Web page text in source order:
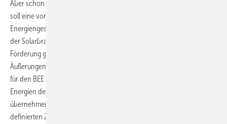
Aber schon vorher, nach der Landtagswahl in Nordrhein-Westfalen,
soll eine vorgezogene Überprüfung des Erneuerbaren
Energiengesetzes (EEG) erfolgen. Bis dahin wird es einen Dialog mit
der Solarbranche über die künftige Ausgestaltung der Photovoltaik-
Förderung geben. Aus dem Koalitionsvertrag sowie aus ersten
Äußerungen des neuen Bundesumweltministers Norbert Röttgen ist
für den BEE aber auch positiv ableitbar, dass die erneuerbaren
Energien den Hautpanteil der Stromgestehung in der Zukunft
übernehmen sollen. Dennoch sind für Klusmann die konkret
definierten Ziele aus Sicht der ­Erneuerbaren insgesamt zu wenig